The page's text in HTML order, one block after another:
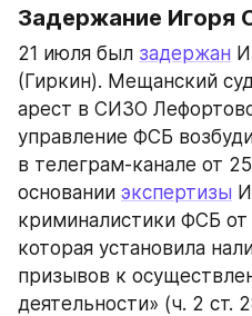
Задержание Игоря
21 июля был задержан
(Гиркин). Мещанский
арест в СИЗО
управление ФСБ
в телеграм-канале от
основании экспертизы
криминалистики ФСБ
которая установила
призывов к
деятельности» (ч. 2 ст.